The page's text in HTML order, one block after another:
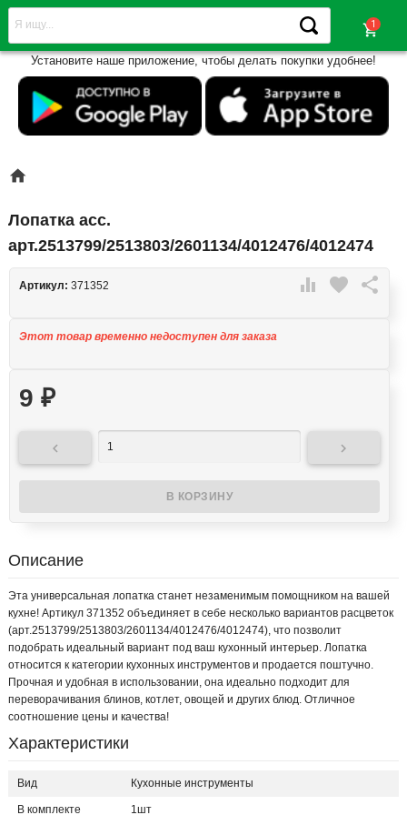
shopping_cart
Установите наше приложение, чтобы делать покупки удобнее!

Лопатка асс.
арт.2513799/2513803/2601134/4012476/4012474
 favorite 
Артикул: 371352
Этот товар временно недоступен для заказа
9 ₽
 
Описание
Эта универсальная лопатка станет незаменимым помощником на вашей
кухне! Артикул 371352 объединяет в себе несколько вариантов расцветок
(арт.2513799/2513803/2601134/4012476/4012474), что позволит
подобрать идеальный вариант под ваш кухонный интерьер. Лопатка
относится к категории кухонных инструментов и продается поштучно.
Прочная и удобная в использовании, она идеально подходит для
переворачивания блинов, котлет, овощей и других блюд. Отличное
соотношение цены и качества!
Характеристики
Вид Кухонные инструменты
В комплекте 1шт